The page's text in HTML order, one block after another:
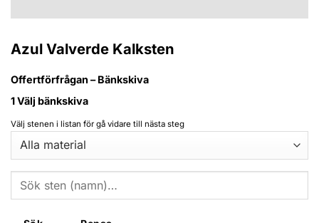
Azul Valverde Kalksten
Offertförfrågan – Bänkskiva
1Välj bänkskiva
Välj stenen i listan för gå vidare till nästa steg